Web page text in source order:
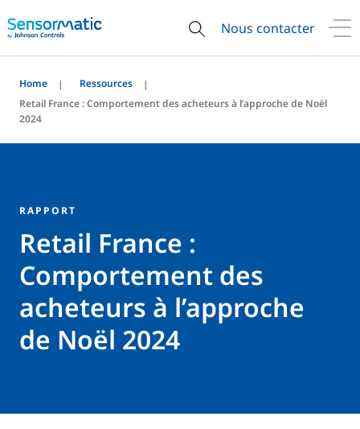
Nous contacter
Home
Ressources
Retail France : Comportement des acheteurs à l’approche de Noël
2024
RAPPORT
Retail France :
Comportement des
acheteurs à l’approche
de Noël 2024